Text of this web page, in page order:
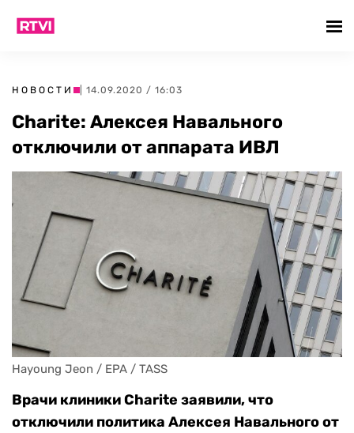
НОВОСТИ | 14.09.2020 / 16:03
Charite: Алексея Навального
отключили от аппарата ИВЛ
Hayoung Jeon / EPA / TASS
Врачи клиники Charite заявили, что
отключили политика Алексея Навального от